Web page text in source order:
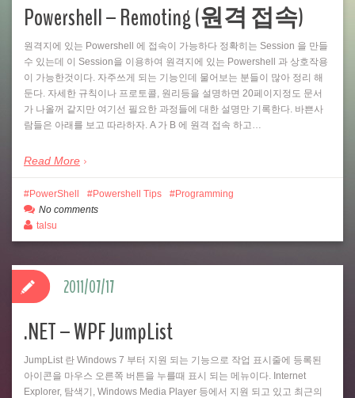
Powershell – Remoting (원격 접속)
원격지에 있는 Powershell 에 접속이 가능하다 정확히는 Session 을 만들
수 있는데 이 Session을 이용하여 원격지에 있는 Powershell 과 상호작용
이 가능한것이다. 자주쓰게 되는 기능인데 물어보는 분들이 많아 정리 해
둔다. 자세한 규칙이나 프로토콜, 원리등을 설명하면 20페이지정도 문서
가 나올꺼 같지만 여기선 필요한 과정들에 대한 설명만 기록한다. 바쁜사
람들은 아래를 보고 따라하자. A 가 B 에 원격 접속 하고…
Read More
PowerShell Powershell Tips
Programming
No comments
talsu
.NET – WPF JumpList
JumpList 란 Windows 7 부터 지원 되는 기능으로 작업 표시줄에 등록된
아이콘을 마우스 오른쪽 버튼을 누를때 표시 되는 메뉴이다. Internet
Explorer, 탐색기, Windows Media Player 등에서 지원 되고 있고 최근의
2011/07/17